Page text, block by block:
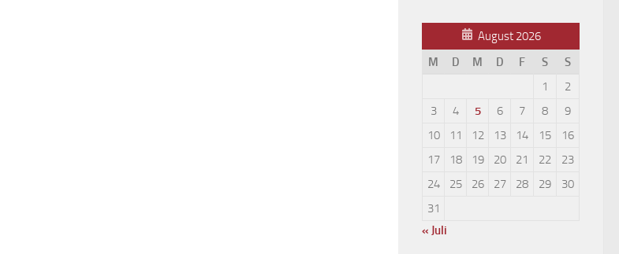
August 2026
M
D M D F S
S
1
2
3
4 5 6 7 8
9
10
11 12 13 14 15
16
17
18 19 20 21 22
23
24
25 26 27 28 29
30
31
« Juli